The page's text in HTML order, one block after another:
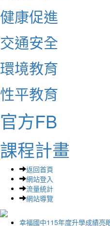
健康促進
交通安全
環境教育
性平教育
官方FB
課程計畫
返回首頁
網站登入
流量統計
網站導覽
幸福國中115年度升學成績亮